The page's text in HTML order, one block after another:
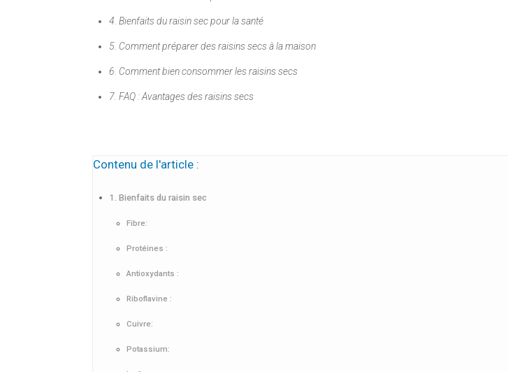
4. Bienfaits du raisin sec pour la santé
5. Comment préparer des raisins secs à la maison
6. Comment bien consommer les raisins secs
7. FAQ : Avantages des raisins secs
Contenu de l'article :
1. Bienfaits du raisin sec
Fibre:
Protéines :
Antioxydants :
Riboflavine :
Cuivre:
Potassium: